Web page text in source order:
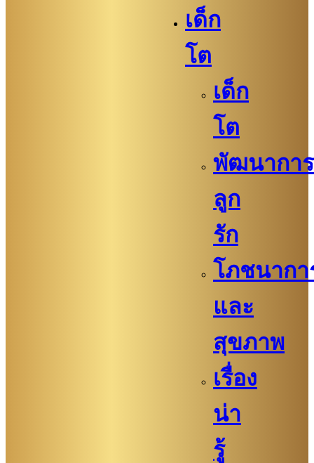
เด็ก
โต
เด็ก
โต
พัฒนาการ
ลูก
รัก
โภชนากา
และ
สุขภาพ
เรื่อง
น่า
รู้